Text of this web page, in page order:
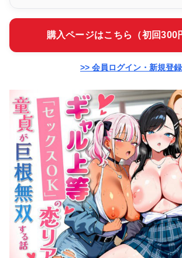
購入ページはこちら（初回300
>> 会員ログイン・新規登録